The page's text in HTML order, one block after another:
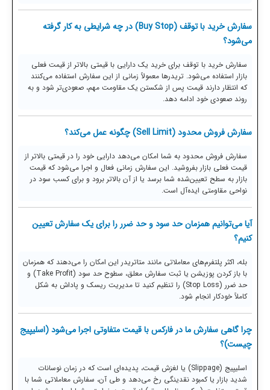
سفارش خرید با توقف (Buy Stop) در چه شرایطی به کار گرفته
می‌شود؟
سفارش خرید با توقف برای خرید یک دارایی با قیمتی بالاتر از قیمت فعلی
بازار استفاده می‌شود. تریدرها معمولاً زمانی از این سفارش استفاده می‌کنند
که انتظار دارند قیمت پس از شکستن یک مقاومت مهم، صعودی‌تر شود و به
روند صعودی خود ادامه دهد.
سفارش فروش محدود (Sell Limit) چگونه عمل می‌کند؟
سفارش فروش محدود به شما امکان می‌دهد دارایی خود را در قیمتی بالاتر از
قیمت فعلی بازار بفروشید. این سفارش زمانی فعال و اجرا می‌شود که قیمت
بازار به سطح تعیین‌شده شما برسد یا از آن بالاتر برود و برای کسب سود در
نواحی مقاومتی ایده‌آل است.
آیا می‌توانیم همزمان حد سود و حد ضرر را برای یک سفارش تعیین
کنیم؟
بله، اکثر پلتفرم‌های معاملاتی مانند متاتریدر این امکان را می‌دهند که همزمان
با باز کردن پوزیشن یا ثبت سفارش معلق، سطوح حد سود (Take Profit) و
حد ضرر (Stop Loss) را تنظیم کنید تا مدیریت ریسک و پاداش به شکل
کاملاً خودکار انجام شود.
چرا گاهی سفارش ما در فارکس با قیمت متفاوتی اجرا می‌شود (اسلیپیج
چیست)؟
اسلیپیج (Slippage) یا لغزش قیمت، پدیده‌ای است که در زمان نوسانات
شدید بازار یا کمبود نقدینگی رخ می‌دهد و طی آن، سفارش معاملاتی شما با